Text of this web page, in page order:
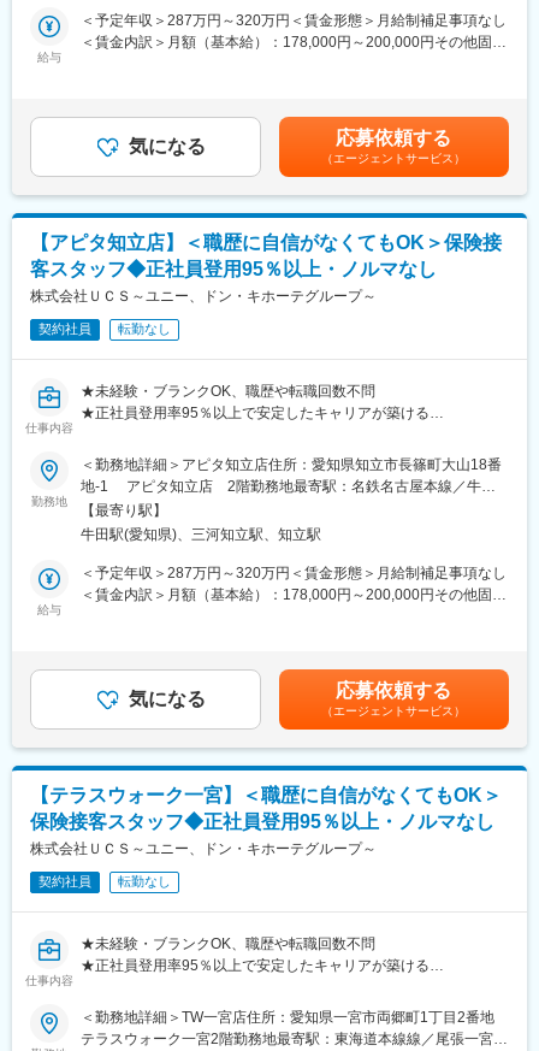
ます。
なく、シフトも調整しやすいためプライベートと両立できます。
■企業概要
国内有数の小売業グループの金融サービス事業を担う当社は、グ
ループの新たな収益の柱として金融サービス事業を推進するミッ
ションを一手に担っています。第二創業期を迎えた今、スケール
の大きな市場で従業員一人ひとりが目指す分野で能力を活かしな
がら業務に取り組んでいます。
変更の範囲：会社の定める業務
スタートできる人材を増員募集します。これまでの経験よりも
「人と関わる姿勢」を重視した採用です。
接客をお任せします。来店型のため、呼び込みや訪問営業は一切
ありません。
＜具体的には＞
・家族構成や将来の希望などのヒアリング
・最適なプランのご提案（複数商品の中から選定）
・契約手続きのサポート、書類作成
・ご契約後のフォロー対応
す！
入社後は座学とOJTで基礎から学べます。未経験スタートの社員
が多数活躍中です。また、業務に必要な資格（個人情報・クレジ
数制限はありますが全額会社補助となります。
■正社員登用について
契約社員からのスタートですが、正社員登用率は95％以上。入社
ます。
なく、シフトも調整しやすいためプライベートと両立できます。
■企業概要
国内有数の小売業グループの金融サービス事業を担う当社は、グ
ループの新たな収益の柱として金融サービス事業を推進するミッ
ションを一手に担っています。第二創業期を迎えた今、スケール
の大きな市場で従業員一人ひとりが目指す分野で能力を活かしな
がら業務に取り組んでいます。
変更の範囲：会社の定める業務
給与
＜予定年収＞287万円～320万円＜賃金形態＞月給制補足事項なし
＜賃金内訳＞月額（基本給）：178,000円～200,000円その他固定
年2回 3ヶ月分■営業手当：月額17,000円※ショップの店長を担当
する場合、店長手当（月額20,000円）支給。賃金はあくまでも目
安の金額であり、選考を通じて上下する可能性があります。月給
(月額)は固定手当を含めた表記です。
気になる 応募依頼する
（エージェントサービス）
【アピタ知立店】＜職歴に自信がなくてもOK＞保険接
客スタッフ◆正社員登用95％以上・ノルマなし
株式会社ＵＣＳ～ユニー、ドン・キホーテグループ～
契約社員 転勤なし
仕事内容
★未経験・ブランクOK、職歴や転職回数不問
★正社員登用率95％以上で安定したキャリアが築ける
★残業少なめ＆働きやすい環境
★資格は入社後でOK、費用は会社補助あり
ドン・キホーテやアピタなどで知られるPPIHグループの金融サー
ビスを担う当社。来店型保険ショップの強化に伴い、未経験から
スタートできる人材を増員募集します。これまでの経験よりも
「人と関わる姿勢」を重視した採用です。
接客をお任せします。来店型のため、呼び込みや訪問営業は一切
ありません。
＜具体的には＞
・家族構成や将来の希望などのヒアリング
・最適なプランのご提案（複数商品の中から選定）
・契約手続きのサポート、書類作成
・ご契約後のフォロー対応
す！
入社後は座学とOJTで基礎から学べます。未経験スタートの社員
が多数活躍中です。また、業務に必要な資格（個人情報・クレジ
数制限はありますが全額会社補助となります。
勤務地
＜勤務地詳細＞アピタ知立店住所：愛知県知立市長篠町大山18番
地-1 アピタ知立店 2階勤務地最寄駅：名鉄名古屋本線／牛田
駅受動喫煙対策：屋内全面禁煙変更の範囲：会社の定める事業所
【最寄り駅】
牛田駅(愛知県)、三河知立駅、知立駅
給与
＜予定年収＞287万円～320万円＜賃金形態＞月給制補足事項なし
＜賃金内訳＞月額（基本給）：178,000円～200,000円その他固定
年2回 3ヶ月分/年■営業手当：月額17,000円※ショップの店長を担
当する場合、店長手当（月額20,000円）支給。賃金はあくまでも
目安の金額であり、選考を通じて上下する可能性があります。月
給(月額)は固定手当を含めた表記です。
気になる 応募依頼する
（エージェントサービス）
【テラスウォーク一宮】＜職歴に自信がなくてもOK＞
保険接客スタッフ◆正社員登用95％以上・ノルマなし
株式会社ＵＣＳ～ユニー、ドン・キホーテグループ～
契約社員 転勤なし
仕事内容
★未経験・ブランクOK、職歴や転職回数不問
★正社員登用率95％以上で安定したキャリアが築ける
★残業少なめ＆働きやすい環境
★資格は入社後でOK、費用は会社補助あり
＜勤務地詳細＞TW一宮店住所：愛知県一宮市両郷町1丁目2番地
テラスウォーク一宮2階勤務地最寄駅：東海道本線線／尾張一宮駅